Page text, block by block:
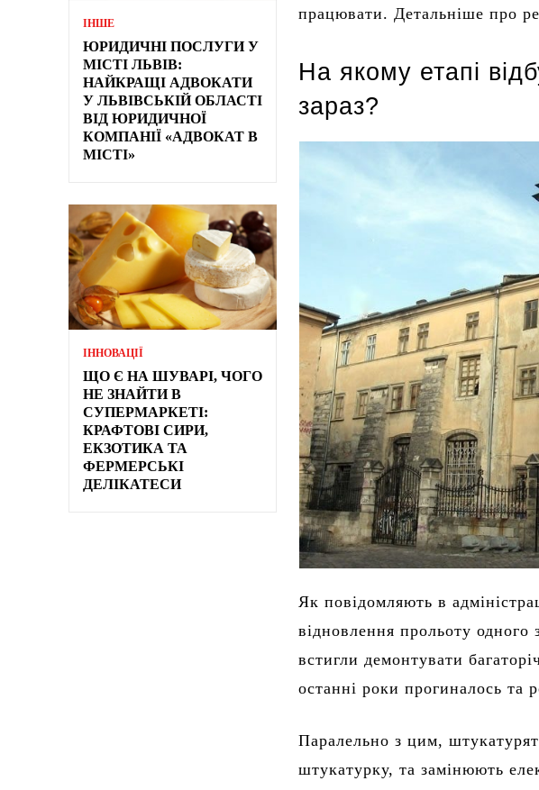
ІНШЕ
ЮРИДИЧНІ ПОСЛУГИ У
МІСТІ ЛЬВІВ:
НАЙКРАЩІ АДВОКАТИ
У ЛЬВІВСЬКІЙ ОБЛАСТІ
ВІД ЮРИДИЧНОЇ
КОМПАНІЇ «АДВОКАТ В
МІСТІ»
ІННОВАЦІЇ
ЩО Є НА ШУВАРІ, ЧОГО
НЕ ЗНАЙТИ В
СУПЕРМАРКЕТІ:
КРАФТОВІ СИРИ,
ЕКЗОТИКА ТА
ФЕРМЕРСЬКІ
ДЕЛІКАТЕСИ
працювати. Детальніше про
На якому етапі
зараз?
Як повідомляють в
відновлення прольоту одного
встигли демонтувати
останні роки прогиналось та
Паралельно з цим,
штукатурку, та замінюють